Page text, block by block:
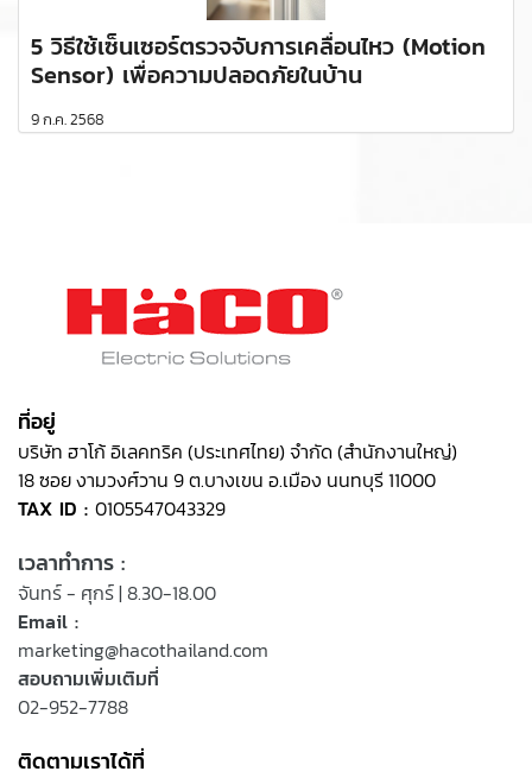
5 วิธีใช้เซ็นเซอร์ตรวจจับการเคลื่อนไหว (Motion
Sensor) เพื่อความปลอดภัยในบ้าน
9 ก.ค. 2568
ที่อยู่
บริษัท ฮาโก้ อิเลคทริค (ประเทศไทย) จำกัด (สำนักงานใหญ่)
18 ซอย งามวงศ์วาน 9 ต.บางเขน อ.เมือง นนทบุรี 11000
TAX ID : 0105547043329
เวลาทำการ :
จันทร์ - ศุกร์ | 8.30-18.00
Email :
marketing@hacothailand.com
สอบถามเพิ่มเติมที่
02-952-7788
ติดตามเราได้ที่